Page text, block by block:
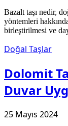
Bazalt taşı nedir,
yöntemleri
birleştirilmesi ve
Doğal Taşlar
Dolomit
Duvar
25 Mayıs 2024